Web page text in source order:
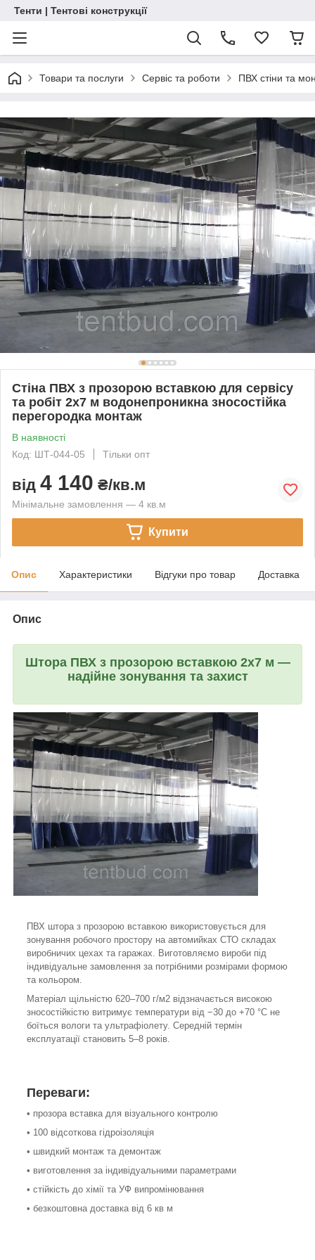
Тенти | Тентові конструкції
Товари та послуги Сервіс та роботи ПВХ стіни та
Стіна ПВХ з прозорою вставкою для сервісу
та робіт 2x7 м водонепроникна зносостійка
перегородка монтаж
В наявності
Код: ШТ-044-05
Тільки опт
від 4 140 ₴/кв.м
Мінімальне замовлення — 4 кв.м
Купити
Опис Характеристики Відгуки про товар Доставка
Опис
Штора ПВХ з прозорою вставкою 2х7 м —
надійне зонування та захист
ПВХ штора з прозорою вставкою використовується для
зонування робочого простору на автомийках СТО складах
виробничих цехах та гаражах. Виготовляємо вироби під
індивідуальне замовлення за потрібними розмірами формою
та кольором.
Матеріал щільністю 620–700 г/м2 відзначається високою
зносостійкістю витримує температури від −30 до +70 °C не
боїться вологи та ультрафіолету. Середній термін
експлуатації становить 5–8 років.
Переваги:
• прозора вставка для візуального контролю
• 100 відсоткова гідроізоляція
• швидкий монтаж та демонтаж
• виготовлення за індивідуальними параметрами
• стійкість до хімії та УФ випромінювання
• безкоштовна доставка від 6 кв м